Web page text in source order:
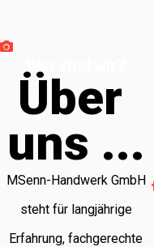
Über
uns ...
MSenn-Handwerk GmbH
steht für langjährige
Erfahrung, fachgerechte